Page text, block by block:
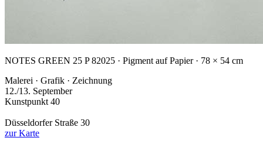
NOTES GREEN 25 P 82025 · Pigment auf Papier · 78 × 54 cm
Malerei · Grafik · Zeichnung
12./13. September
Kunstpunkt 40
Düsseldorfer Straße 30
zur Karte